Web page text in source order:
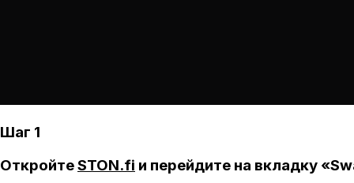
Шаг 1
ОткройтеSTON.fi и перейдите на вкладку